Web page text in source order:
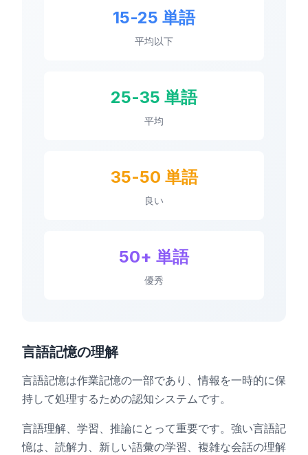
15-25 単語
平均以下
25-35 単語
平均
35-50 単語
良い
50+ 単語
優秀
言語記憶の理解
言語記憶は作業記憶の一部であり、情報を一時的に保
持して処理するための認知システムです。
言語理解、学習、推論にとって重要です。強い言語記
憶は、読解力、新しい語彙の学習、複雑な会話の理解